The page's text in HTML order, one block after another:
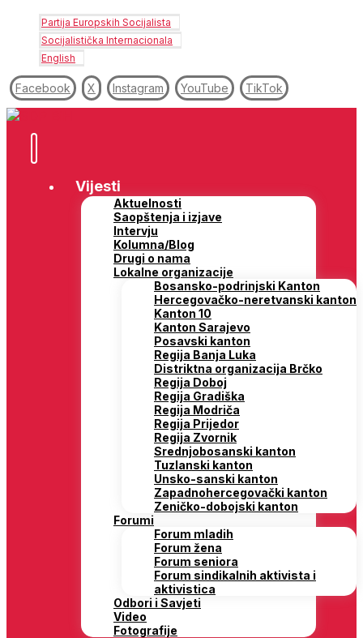
Partija Europskih Socijalista
Socijalistička Internacionala
English
Facebook X Instagram YouTube TikTok
Vijesti
Aktuelnosti
Saopštenja i izjave
Intervju
Kolumna/Blog
Drugi o nama
Lokalne organizacije
Bosansko-podrinjski Kanton
Hercegovačko-neretvanski kanton
Kanton 10
Kanton Sarajevo
Posavski kanton
Regija Banja Luka
Distriktna organizacija Brčko
Regija Doboj
Regija Gradiška
Regija Modriča
Regija Prijedor
Regija Zvornik
Srednjobosanski kanton
Tuzlanski kanton
Unsko-sanski kanton
Zapadnohercegovački kanton
Zeničko-dobojski kanton
Forumi
Forum mladih
Forum žena
Forum seniora
Forum sindikalnih aktivista i
aktivistica
Odbori i Savjeti
Video
Fotografije